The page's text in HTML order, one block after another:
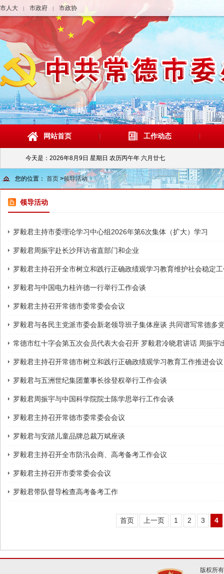
市人大 | 市政府 | 市政协
网站首页 工作动态
今天是： 2026年8月9日 星期日 农历丙午年 六月廿七
您的位置： 首页 >领导活动
领导活动
罗毅君主持市委理论学习中心组2026年第6次集体（扩大）学习
罗毅君周振宇赴长沙拜访省直部门和企业
罗毅君主持召开全市树立和践行正确政绩观学习教育维护社会稳定
罗毅君与中国电力桂许德一行举行工作会谈
罗毅君主持召开常德市委常委会会议
罗毅君与各民主党派市委会新老领导班子集体座谈 共同谱写常德多
常德市红十字会第五次会员代表大会召开 罗毅君冷晓君讲话 周振宇
罗毅君主持召开常德市树立和践行正确政绩观学习教育工作推进会议
罗毅君与五洲世纪集团董事长徐登权举行工作会谈
罗毅君周振宇与中国科学院院士陈学思举行工作会谈
罗毅君主持召开常德市委常委会会议
罗毅君与安踏儿童品牌总裁万斌座谈
罗毅君主持召开全市防汛会商、高考备考工作会议
罗毅君主持召开市委常委会会议
罗毅君带队督导检查高考备考工作
首页 上一页 1 2 3 4
版权所